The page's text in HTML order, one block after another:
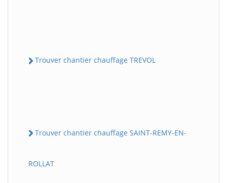
Trouver chantier chauffage TREVOL
Trouver chantier chauffage SAINT-REMY-EN-
ROLLAT